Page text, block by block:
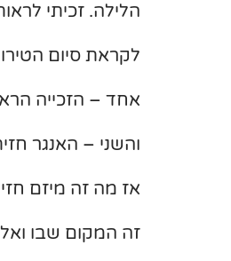
הלילה. זכיתי
לקראת סיום
אחד – הזכייה
והשני – האנגר
אז מה זה מיזם
זה המקום שבו